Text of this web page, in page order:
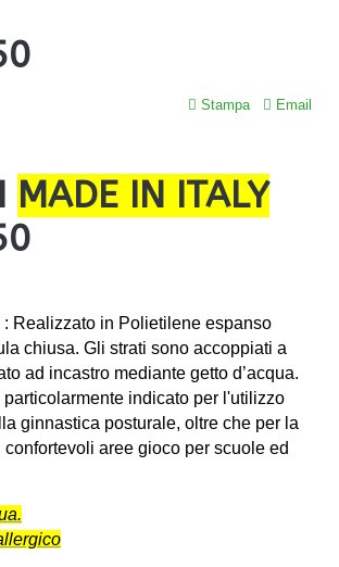
Stampa Email
MADE IN ITALY
: Realizzato in Polietilene espanso
chiusa. Gli strati sono accoppiati a
ad incastro mediante getto d’acqua.
particolarmente indicato per l'utilizzo
ginnastica posturale, oltre che per la
aree gioco per scuole ed